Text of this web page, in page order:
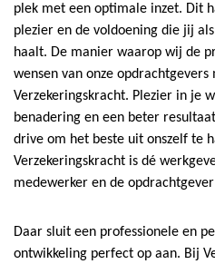
plek met een optimale inzet. Dit
plezier en de voldoening die jij
haalt. De manier waarop wij de
wensen van onze
Verzekeringskracht. Plezier in je
benadering en een beter
drive om het beste uit onszelf te
Verzekeringskracht is dé
medewerker en de
Daar sluit een professionele en
ontwikkeling perfect op aan. Bij